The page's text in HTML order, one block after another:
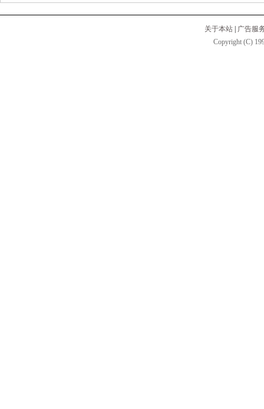
关于本站
广告服
Copyright (C)